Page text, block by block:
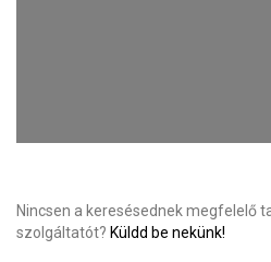
Nincsen a keresésednek megfelelő
szolgáltatót? Küldd be nekünk!